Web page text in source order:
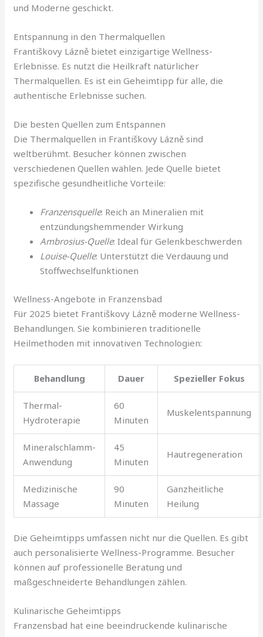
und Moderne geschickt.
Entspannung in den Thermalquellen
Františkovy Lázně bietet einzigartige Wellness-
Erlebnisse. Es nutzt die Heilkraft natürlicher
Thermalquellen. Es ist ein Geheimtipp für alle, die
authentische Erlebnisse suchen.
Die besten Quellen zum Entspannen
Die Thermalquellen in Františkovy Lázně sind
weltberühmt. Besucher können zwischen
verschiedenen Quellen wählen. Jede Quelle bietet
spezifische gesundheitliche Vorteile:
Franzensquelle: Reich an Mineralien mit
entzündungshemmender Wirkung
Ambrosius-Quelle: Ideal für Gelenkbeschwerden
Louise-Quelle: Unterstützt die Verdauung und
Stoffwechselfunktionen
Wellness-Angebote in Franzensbad
Für 2025 bietet Františkovy Lázně moderne Wellness-
Behandlungen. Sie kombinieren traditionelle
Heilmethoden mit innovativen Technologien:
Behandlung Dauer Spezieller Fokus
Thermal-
Hydroterapie
60
Minuten
Muskelentspannung
Mineralschlamm-
Anwendung
45
Minuten
Hautregeneration
Medizinische
Massage
90
Minuten
Ganzheitliche
Heilung
Die Geheimtipps umfassen nicht nur die Quellen. Es gibt
auch personalisierte Wellness-Programme. Besucher
können auf professionelle Beratung und
maßgeschneiderte Behandlungen zählen.
Kulinarische Geheimtipps
Franzensbad hat eine beeindruckende kulinarische